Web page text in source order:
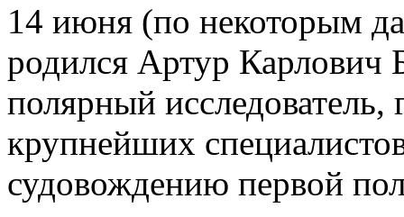
14 июня (по некоторым
родился Артур Карлович
полярный
крупнейших
судовождению первой